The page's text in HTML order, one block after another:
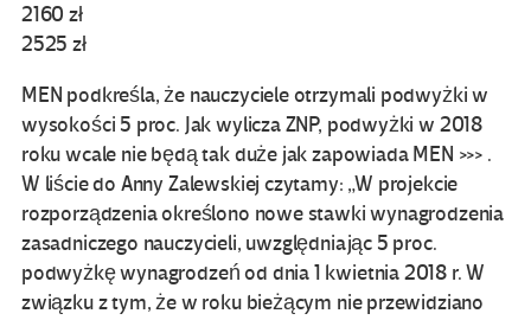
2160 zł
2525 zł
MEN podkreśla, że nauczyciele otrzymali podwyżki w
wysokości 5 proc. Jak wylicza ZNP, podwyżki w 2018
roku wcale nie będą tak duże jak zapowiada MEN >>> .
W liście do Anny Zalewskiej czytamy: „W projekcie
rozporządzenia określono nowe stawki wynagrodzenia
zasadniczego nauczycieli, uwzględniając 5 proc.
podwyżkę wynagrodzeń od dnia 1 kwietnia 2018 r. W
związku z tym, że w roku bieżącym nie przewidziano